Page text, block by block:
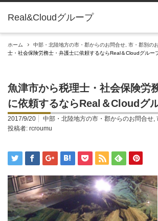
Real&Cloudグループ
ホーム 中部・北陸地方の市・郡からのお問合せ 市・郡別の
士・社会保険労務士・弁護士に依頼するならReal＆Cloudグルー
魚津市から税理士・社会保険労
に依頼するならReal＆Cloudグ
2017/9/20 中部・北陸地方の市・郡からのお問合せ,
投稿者: rcroumu